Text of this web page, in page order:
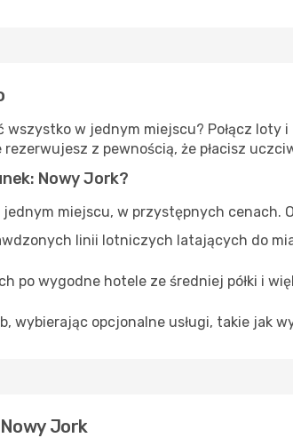
wszystko w jednym miejscu? Połącz loty
z pewnością, że płacisz
Nowy Jork?
miejscu, w przystępnych cenach.
linii lotniczych latających do
po wygodne hotele ze średniej półki i
wybierając opcjonalne usługi, takie jak
Jork